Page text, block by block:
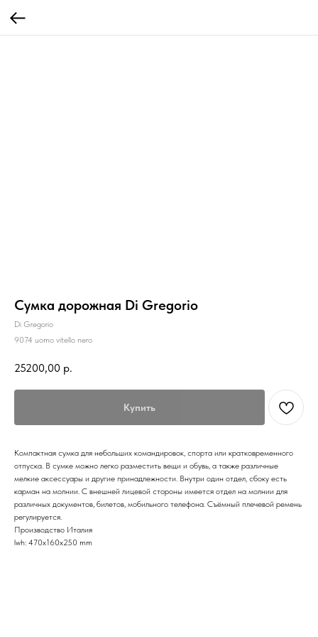
Сумка дорожная Di Gregorio
Di Gregorio
9074 uomo vitello nero
25200,00 р.
Купить
Компактная сумка для небольших командировок, спорта или кратковременного
отпуска. В сумке можно легко разместить вещи и обувь, а также различные
мелкие аксессуары и другие принадлежности. Внутри один отдел, сбоку есть
карман на молнии. С внешней лицевой стороны имеется отдел на молнии для
различных документов, билетов, мобильного телефона. Съёмный плечевой ремень
регулируется.
Производство Италия
lwh: 470x160x250 mm